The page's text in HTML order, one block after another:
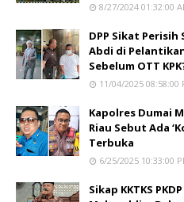
8/27/2024 01:32:00
DPP Sikat
Abdi di
Sebelum OTT
11/04/2025 08:58:00
Kapolres Dumai
Riau Sebut Ada
Terbuka
6/25/2025 10:33:00
Sikap KKTKS